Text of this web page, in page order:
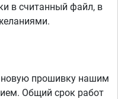
в считанный файл, в
прошивку нашим
Общий срок работ